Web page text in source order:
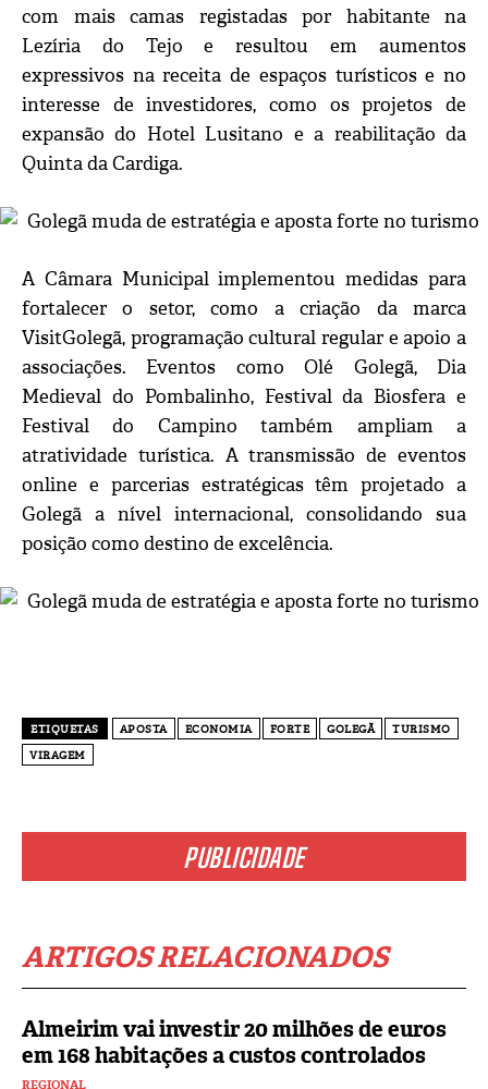
PUBLICIDADE
ARTIGOS RELACIONADOS
Almeirim vai investir 20 milhões de euros
em 168 habitações a custos controlados
REGIONAL
com mais camas registadas por habitante na
Lezíria do Tejo e resultou em aumentos
expressivos na receita de espaços turísticos e no
interesse de investidores, como os projetos de
expansão do Hotel Lusitano e a reabilitação da
Quinta da Cardiga.
A Câmara Municipal implementou medidas para
fortalecer o setor, como a criação da marca
VisitGolegã, programação cultural regular e apoio a
associações. Eventos como Olé Golegã, Dia
Medieval do Pombalinho, Festival da Biosfera e
Festival do Campino também ampliam a
atratividade turística. A transmissão de eventos
online e parcerias estratégicas têm projetado a
Golegã a nível internacional, consolidando sua
posição como destino de excelência.
ETIQUETAS APOSTA ECONOMIA FORTE GOLEGÃ
TURISMO
VIRAGEM